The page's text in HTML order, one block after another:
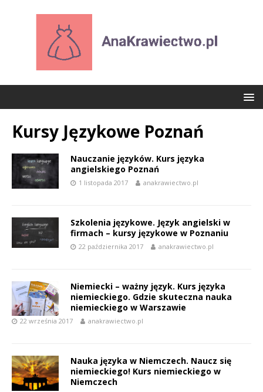
Kursy Językowe Poznań
Nauczanie języków. Kurs języka
angielskiego Poznań
1 listopada 2017 anakrawiectwo.pl
Szkolenia językowe. Język angielski w
firmach – kursy językowe w Poznaniu
22 października 2017 anakrawiectwo.pl
Niemiecki – ważny język. Kurs języka
niemieckiego. Gdzie skuteczna nauka
niemieckiego w Warszawie
22 września 2017 anakrawiectwo.pl
Nauka języka w Niemczech. Naucz się
niemieckiego! Kurs niemieckiego w
Niemczech